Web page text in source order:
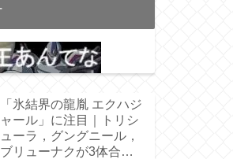
「氷結界の龍胤 エクハジ
ャール」に注目｜トリシ
ューラ，グングニール，
ブリューナクが3体合